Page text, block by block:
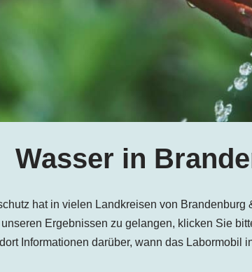
Wasser in
hat in vielen Landkreisen von
Ergebnissen zu gelangen, klicken Sie
Informationen darüber, wann das Labormobil